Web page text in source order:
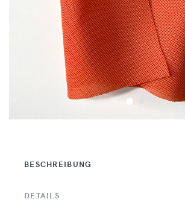
BESCHREIBUNG
DETAILS